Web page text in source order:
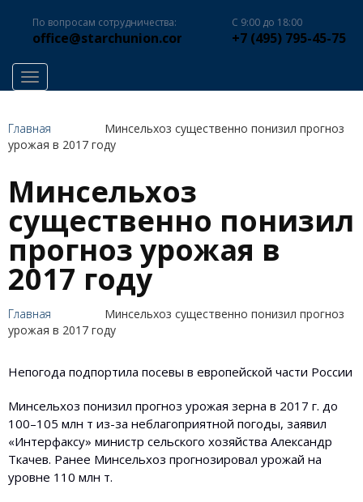
По вопросам сотрудничества:
office@starchunion.com
С 9:00 до 18:00
+7 (495) 795-45-75
Toggle navigation
Главная
Минсельхоз существенно понизил прогноз
урожая в 2017 году
Минсельхоз
существенно понизил
прогноз урожая в
2017 году
Главная
Минсельхоз существенно понизил прогноз
урожая в 2017 году
Непогода подпортила посевы в европейской части России
Минсельхоз понизил прогноз урожая зерна в 2017 г. до
100–105 млн т из-за неблагоприятной погоды, заявил
«Интерфаксу» министр сельского хозяйства Александр
Ткачев. Ранее Минсельхоз прогнозировал урожай на
уровне 110 млн т.